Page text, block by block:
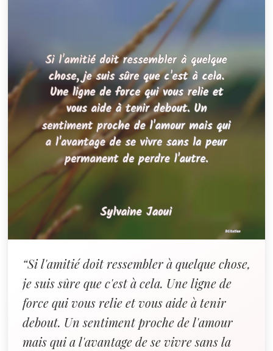
“Si l'amitié doit ressembler à quelque chose,
je suis sûre que c'est à cela. Une ligne de
force qui vous relie et vous aide à tenir
debout. Un sentiment proche de l'amour
mais qui a l'avantage de se vivre sans la